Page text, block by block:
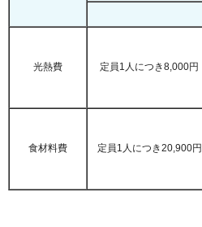
光熱費 定員1人につき8,000円
食材料費 定員1人につき20,900円